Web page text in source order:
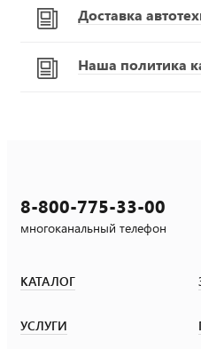
Доставка
Наша политика
8-800-775-33-00
многоканальный телефон
КАТАЛОГ
УСЛУГИ